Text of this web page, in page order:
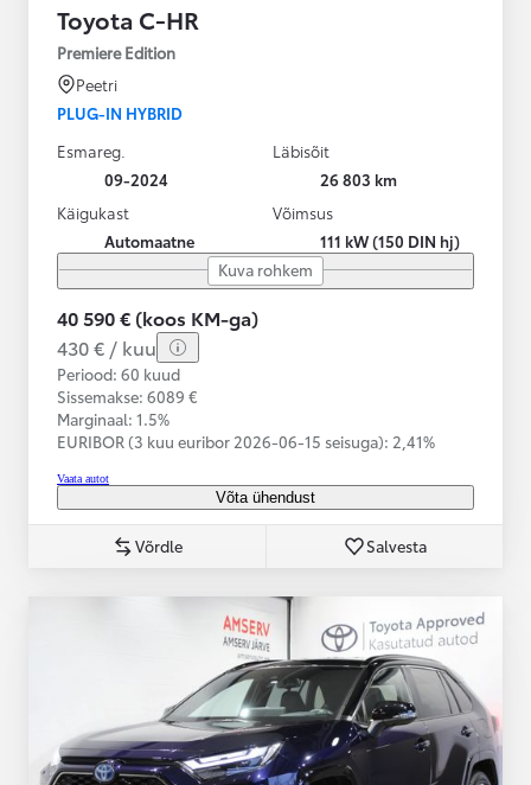
Toyota C-HR
Premiere Edition
Peetri
PLUG-IN HYBRID
Esmareg.
09-2024
Läbisõit
26 803 km
Käigukast
Automaatne
Võimsus
111 kW (150 DIN hj)
Kuva rohkem
40 590 € (koos KM-ga)
430 € / kuu
Periood: 60 kuud
Sissemakse: 6089 €
Marginaal: 1.5%
EURIBOR (3 kuu euribor 2026-06-15 seisuga): 2,41%
Vaata autot
Võta ühendust
Võrdle Salvesta